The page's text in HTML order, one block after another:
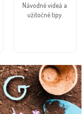
Návodné videá a
užitočné tipy.